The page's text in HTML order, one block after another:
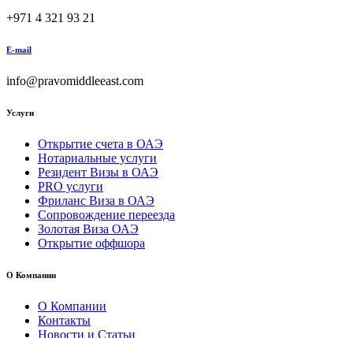
+971 4 321 93 21
E-mail
info@pravomiddleeast.com
Услуги
Открытие счета в ОАЭ
Нотариальные услуги
Резидент Визы в ОАЭ
PRO услуги
Фриланс Виза в ОАЭ
Сопровождение переезда
Золотая Виза ОАЭ
Открытие оффшора
О Компании
О Компании
Контакты
Новости и Статьи